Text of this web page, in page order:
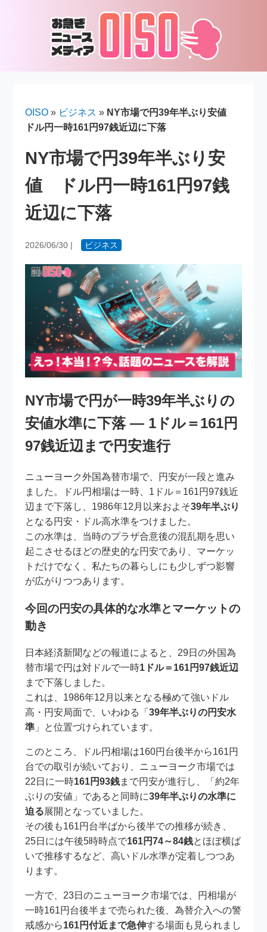
OISO » ビジネス » NY市場で円39年半ぶり安値
ドル円一時161円97銭近辺に下落
NY市場で円39年半ぶり安
値 ドル円一時161円97銭
近辺に下落
2026/06/30 | ビジネス
NY市場で円が一時39年半ぶりの
安値水準に下落 ― 1ドル＝161円
97銭近辺まで円安進行
ニューヨーク外国為替市場で、円安が一段と進み
ました。ドル円相場は一時、1ドル＝161円97銭近
辺まで下落し、1986年12月以来およそ39年半ぶり
となる円安・ドル高水準をつけました。
この水準は、当時のプラザ合意後の混乱期を思い
起こさせるほどの歴史的な円安であり、マーケッ
トだけでなく、私たちの暮らしにも少しずつ影響
が広がりつつあります。
今回の円安の具体的な水準とマーケットの
動き
日本経済新聞などの報道によると、29日の外国為
替市場で円は対ドルで一時1ドル＝161円97銭近辺
まで下落しました。
これは、1986年12月以来となる極めて強いドル
高・円安局面で、いわゆる「39年半ぶりの円安水
準 」と位置づけられています。
このところ、ドル円相場は160円台後半から161円
台での取引が続いており、ニューヨーク市場では
22日に一時161円93銭まで円安が進行し、「約2年
ぶりの安値」であると同時に39年半ぶりの水準に
迫る展開となっていました。
その後も161円台半ばから後半での推移が続き、
25日には午後5時時点で161円74～84銭とほぼ横ば
いで推移するなど、高いドル水準が定着しつつあ
ります。
一方で、23日のニューヨーク市場では、円相場が
一時161円台後半まで売られた後、為替介入への警
戒感から161円付近まで急伸する場面も見られまし